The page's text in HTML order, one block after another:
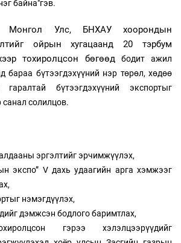
байна"гэв.
Монгол Улс, БНХАУ хоорондын
ойрын хугацаанд 20 тэрбум
тохиролцсон бөгөөдбодит ажил
бараа бүтээгдэхүүний нэр төрөл, хөдөө
бүтээгдэхүүний экспортыг
санал солилцов.
эргэлтийг эрчимжүүлэх,
экспо” V дахь удаагийн арга хэмжээг
нэмэгдүүлэх,
дэмжсэн бодлого баримтлах,
гэрээ хэлэлцээрүүдийг